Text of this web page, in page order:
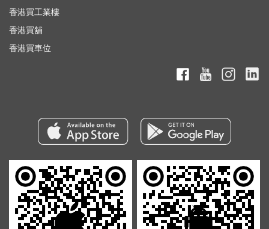
香港買工業樓
香港買舖
香港買車位